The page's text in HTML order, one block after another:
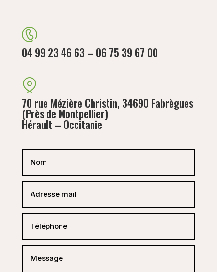
04 99 23 46 63 – 06 75 39 67 00
70 rue Mézière Christin, 34690 Fabrègues
(Près de Montpellier)
Hérault – Occitanie